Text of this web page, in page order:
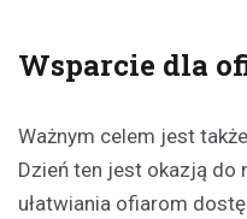
Wsparcie dla
Ważnym celem jest
Dzień ten jest okazją do
ułatwiania ofiarom